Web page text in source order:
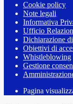
Cookie policy
Note legali
Informativa
Ufficio
Dichiarazione
Obiettivi di
Whistleblowing
Gestione
Pagina